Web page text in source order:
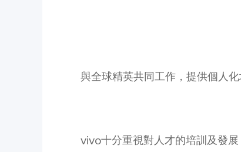
與全球精英共同工作，提供個人
vivo十分重視對人才的培訓及發